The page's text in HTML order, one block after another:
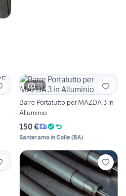
12
Barre Portatutto per MAZDA 3 in
Alluminio
150 €
Santeramo in Colle(BA)